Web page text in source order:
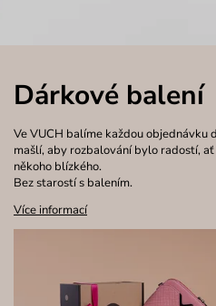
Dárkové balení
Ve VUCH balíme každou objednávku
mašlí, aby rozbalování bylo radostí,
někoho blízkého.
Bez starostí s balením.
Více informací